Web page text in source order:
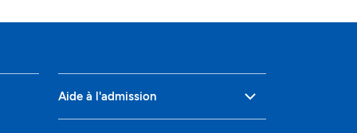
Aide à l'admission